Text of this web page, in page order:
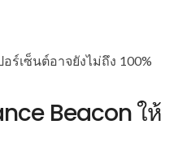
ร์เซ็นต์อาจยังไม่ถึง 100%
Beacon ให้